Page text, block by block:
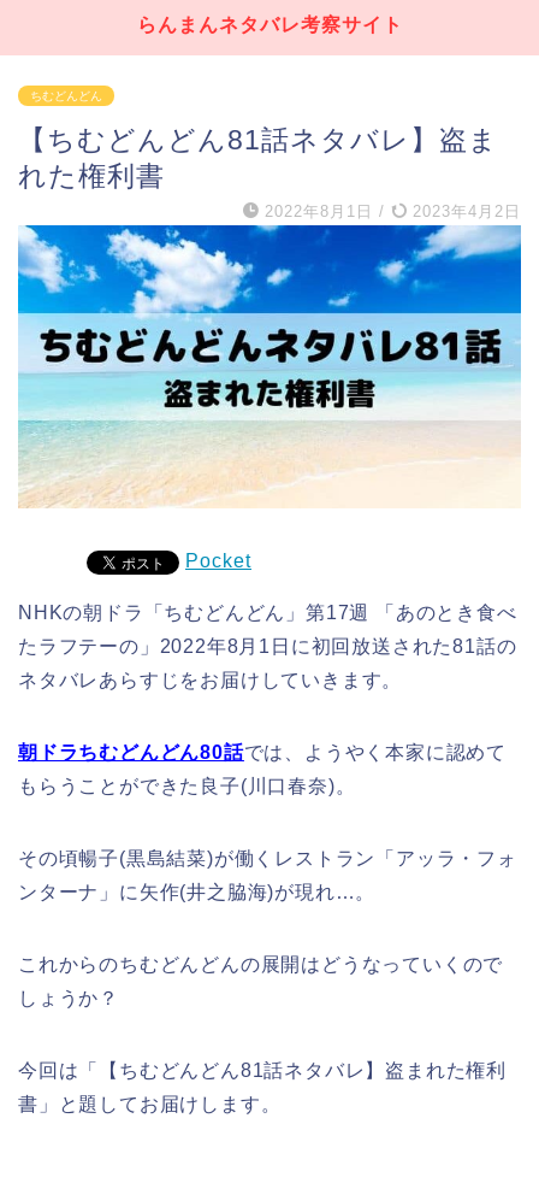
らんまんネタバレ考察サイト
ちむどんどん
【ちむどんどん81話ネタバレ】盗ま
れた権利書
2022年8月1日 / 2023年4月2日
Pocket
NHKの朝ドラ「ちむどんどん」第17週 「あのとき食べ
たラフテーの」2022年8月1日に初回放送された81話の
ネタバレあらすじをお届けしていきます。
朝ドラちむどんどん80話では、ようやく本家に認めて
もらうことができた良子(川口春奈)。
その頃暢子(黒島結菜)が働くレストラン「アッラ・フォ
ンターナ」に矢作(井之脇海)が現れ…。
これからのちむどんどんの展開はどうなっていくので
しょうか？
今回は「【ちむどんどん81話ネタバレ】盗まれた権利
書」と題してお届けします。